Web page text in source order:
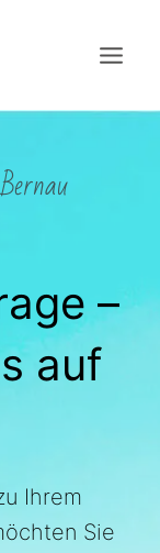
–
auf
Ihrem
Sie